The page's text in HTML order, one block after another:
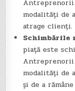
Antreprenorii
modalități de
atrage clienți.
Schimbările
piață este
Antreprenorii
modalități de
și de a